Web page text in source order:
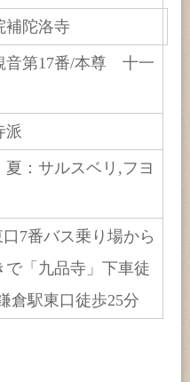
補陀洛寺
音第17番/本尊 十一
派
夏：サルスベリ,フヨ
7番バス乗り場から
で「九品寺」下車徒
倉駅東口徒歩25分